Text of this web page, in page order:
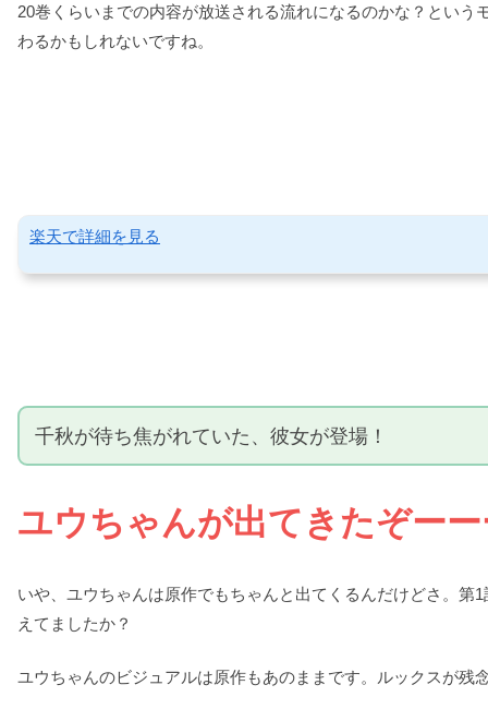
20巻くらいまでの内容が放送される流れになるのかな？とい
わるかもしれないですね。
楽天で詳細を見る
千秋が待ち焦がれていた、彼女が登場！
ユウちゃんが出てきたぞー
いや、ユウちゃんは原作でもちゃんと出てくるんだけどさ。
えてましたか？
ユウちゃんのビジュアルは原作もあのままです。ルックスが残